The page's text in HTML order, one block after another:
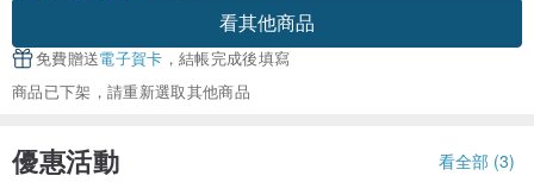
看其他商品
免費贈送電子賀卡 ，結帳完成後填寫
商品已下架，請重新選取其他商品
優惠活動 看全部 (3)